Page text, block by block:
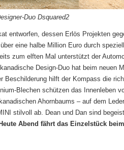
Duo Dsquared2
entworfen, dessen Erlös Projekten
eine halbe Million Euro durch
zum elften Mal unterstützt der
Design-Duo hat beim neuen
Beschilderung hilft der Kompass die
Blechen schützen das Innenleben
Ahornbaums – auf dem
stilvoll ab. Dean und Dan sind
Abend fährt das Einzelstück